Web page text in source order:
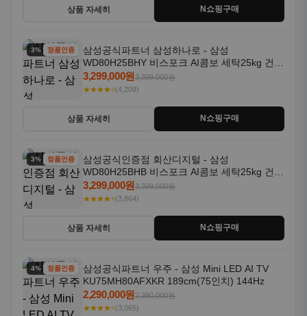
상품 자세히 N쇼핑구매
3% 할인정품인증
삼성공식파트너 삼성하나로 - 삼성
WD80H25BHY 비스포크 AI콤보 세탁25kg 건조
18kg 26년형 일체형 1등급
3,299,000원3,399,000원
★★★★⭐(4,209)
상품 자세히 N쇼핑구매
3% 할인정품인증
삼성공식인증점 회산디지털 - 삼성
WD80H25BHB 비스포크 AI콤보 세탁25kg 건조
18kg 26년형 일체형 1등급
3,299,000원3,399,000원
★★★★⭐(3,864)
상품 자세히 N쇼핑구매
4% 할인정품인증
삼성공식파트너 우주 - 삼성 Mini LED AI TV
KU75MH80AFXKR 189cm(75인치) 144Hz
2,290,000원2,390,000원
★★★★⭐(3,065)